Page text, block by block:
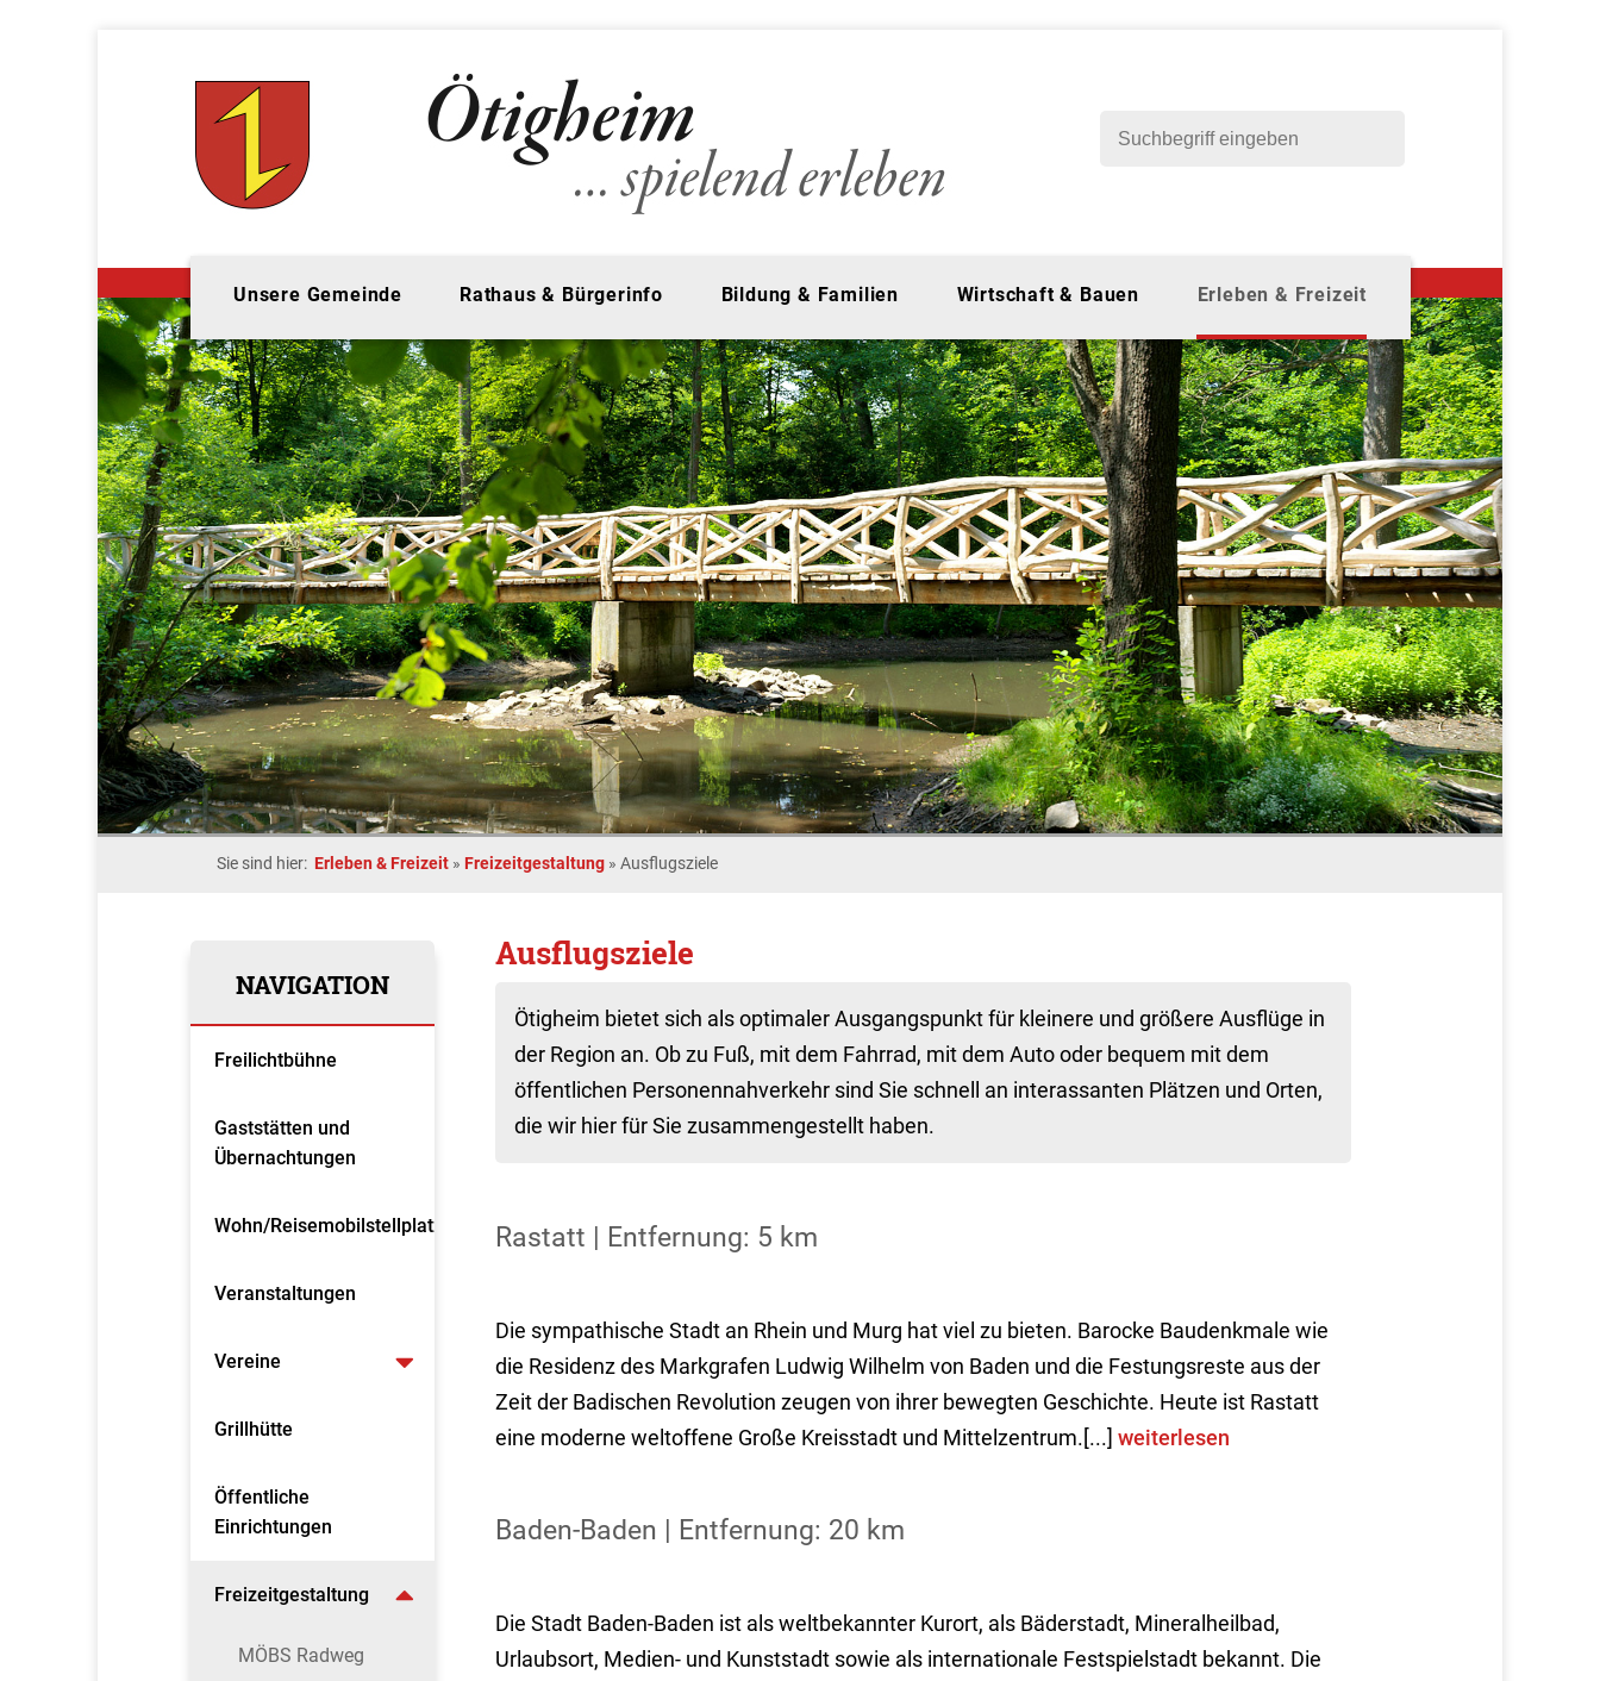
Unsere Gemeinde Rathaus & Bürgerinfo Bildung & Familien Wirtschaft & Bauen Erleben & Freizeit
Sie sind hier: Erleben & Freizeit » Freizeitgestaltung » Ausflugsziele
NAVIGATION
Freilichtbühne
Gaststätten und
Übernachtungen
Wohn/Reisemobilstellplatz
Veranstaltungen
Vereine
Grillhütte
Öffentliche
Einrichtungen
Freizeitgestaltung
MÖBS Radweg
Ausflugsziele
Ötigheim bietet sich als optimaler Ausgangspunkt für kleinere und größere Ausflüge in
der Region an. Ob zu Fuß, mit dem Fahrrad, mit dem Auto oder bequem mit dem
öffentlichen Personennahverkehr sind Sie schnell an interassanten Plätzen und Orten,
die wir hier für Sie zusammengestellt haben.
Rastatt | Entfernung: 5 km
Die sympathische Stadt an Rhein und Murg hat viel zu bieten. Barocke Baudenkmale wie
die Residenz des Markgrafen Ludwig Wilhelm von Baden und die Festungsreste aus der
Zeit der Badischen Revolution zeugen von ihrer bewegten Geschichte. Heute ist Rastatt
eine moderne weltoffene Große Kreisstadt und Mittelzentrum.[...] weiterlesen
Baden-Baden | Entfernung: 20 km
Die Stadt Baden-Baden ist als weltbekannter Kurort, als Bäderstadt, Mineralheilbad,
Urlaubsort, Medien- und Kunststadt sowie als internationale Festspielstadt bekannt. Die